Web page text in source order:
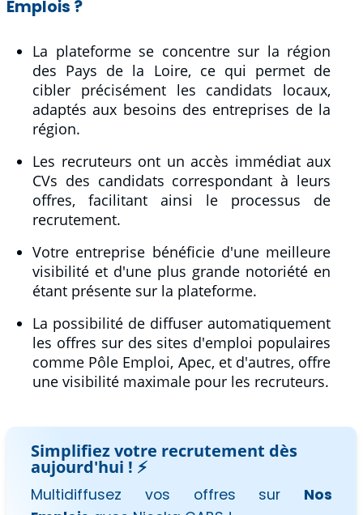
Emplois ?
La plateforme se concentre sur la région
des Pays de la Loire, ce qui permet de
cibler précisément les candidats locaux,
adaptés aux besoins des entreprises de la
région.
Les recruteurs ont un accès immédiat aux
CVs des candidats correspondant à leurs
offres, facilitant ainsi le processus de
recrutement.
Votre entreprise bénéficie d'une meilleure
visibilité et d'une plus grande notoriété en
étant présente sur la plateforme.
La possibilité de diffuser automatiquement
les offres sur des sites d'emploi populaires
comme Pôle Emploi, Apec, et d'autres, offre
une visibilité maximale pour les recruteurs.
Simplifiez votre recrutement dès
aujourd'hui ! ⚡
Multidiffusez vos offres sur Nos